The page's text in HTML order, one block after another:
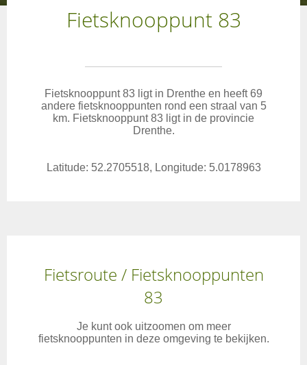
Fietsknooppunt 83
Fietsknooppunt 83 ligt in Drenthe en heeft 69
andere fietsknooppunten rond een straal van 5
km. Fietsknooppunt 83 ligt in de provincie
Drenthe.
Latitude: 52.2705518, Longitude: 5.0178963
Fietsroute / Fietsknooppunten
83
Je kunt ook uitzoomen om meer
fietsknooppunten in deze omgeving te bekijken.